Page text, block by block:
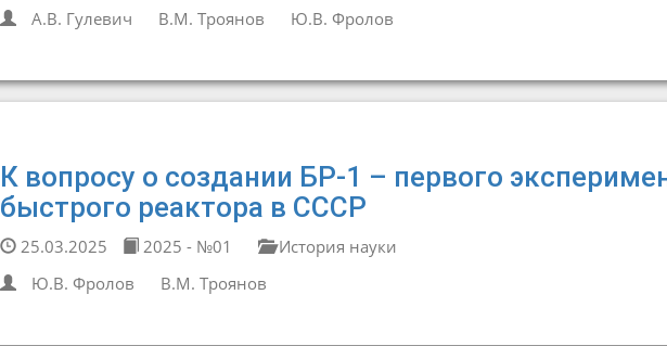
А.В. Гулевич
В.М. Троянов Ю.В. Фролов
К вопросу о создании БР-1 – первого
быстрого реактора в СССР
25.03.2025 2025 - №01
История науки
Ю.В. Фролов
В.М. Троянов